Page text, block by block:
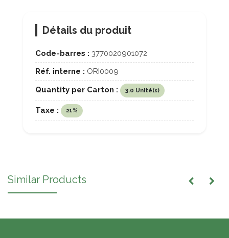
Détails du produit
Code-barres : 3770020901072
Réf. interne : ORI0009
Quantity per Carton :
3.0 Unité(s)
Taxe : 21%
Similar Products